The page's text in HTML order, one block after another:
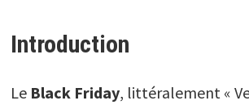
Introduction
Le Black Friday, littéralement «